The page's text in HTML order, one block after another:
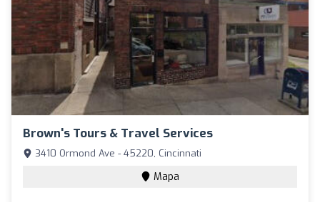
Brown's Tours & Travel Services
3410 Ormond Ave - 45220, Cincinnati
Mapa